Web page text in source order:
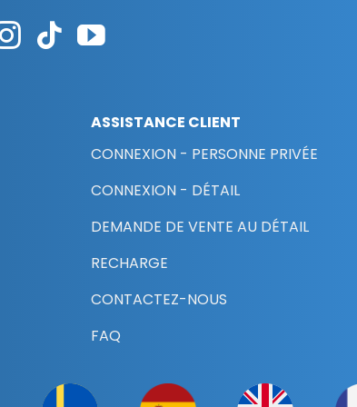
ASSISTANCE CLIENT
CONNEXION - PERSONNE PRIVÉE
CONNEXION - DÉTAIL
DEMANDE DE VENTE AU DÉTAIL
RECHARGE
CONTACTEZ-NOUS
FAQ